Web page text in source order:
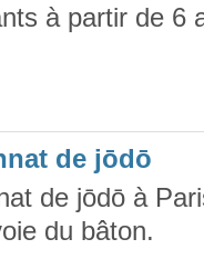
à partir de 6
de jōdō
de jōdō à
du bâton.